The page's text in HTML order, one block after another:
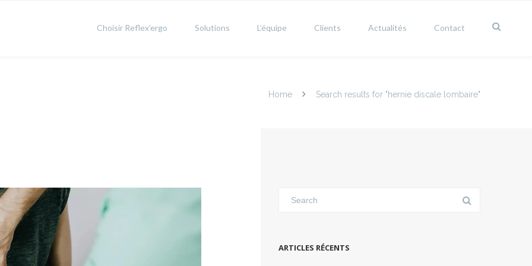
Choisir Reflex’ergo Solutions L’équipe Clients Actualités Contact
Home Search results for "hernie discale lombaire"
ARTICLES RÉCENTS